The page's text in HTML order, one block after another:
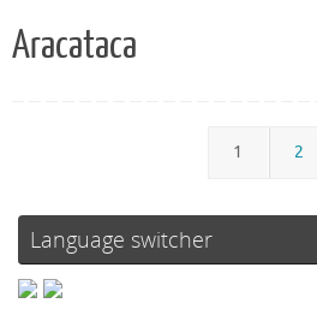
Aracataca
1 2
Language switcher